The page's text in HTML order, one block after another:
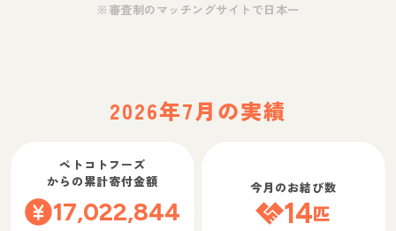
※審査制のマッチングサイトで日本一
2026年7月の実績
ペトコトフーズ
からの累計寄付金額
17,022,844
今月のお結び数
14匹